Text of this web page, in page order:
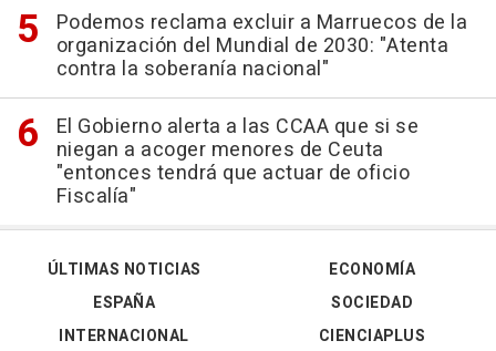
Podemos reclama excluir a Marruecos de la
organización del Mundial de 2030: "Atenta
contra la soberanía nacional"
El Gobierno alerta a las CCAA que si se
niegan a acoger menores de Ceuta
"entonces tendrá que actuar de oficio
Fiscalía"
ÚLTIMAS NOTICIAS
ESPAÑA
INTERNACIONAL
ECONOMÍA
SOCIEDAD
CIENCIAPLUS